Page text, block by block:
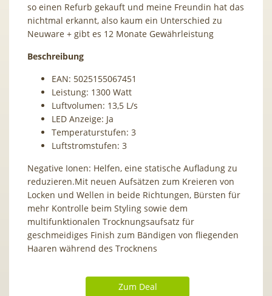
so einen Refurb gekauft und meine Freundin hat das
nichtmal erkannt, also kaum ein Unterschied zu
Neuware + gibt es 12 Monate Gewährleistung
Beschreibung
EAN: 5025155067451
Leistung: 1300 Watt
Luftvolumen: 13,5 L/s
LED Anzeige: Ja
Temperaturstufen: 3
Luftstromstufen: 3
Negative Ionen: Helfen, eine statische Aufladung zu
reduzieren.Mit neuen Aufsätzen zum Kreieren von
Locken und Wellen in beide Richtungen, Bürsten für
mehr Kontrolle beim Styling sowie dem
multifunktionalen Trocknungsaufsatz für
geschmeidiges Finish zum Bändigen von fliegenden
Haaren während des Trocknens
Zum Deal